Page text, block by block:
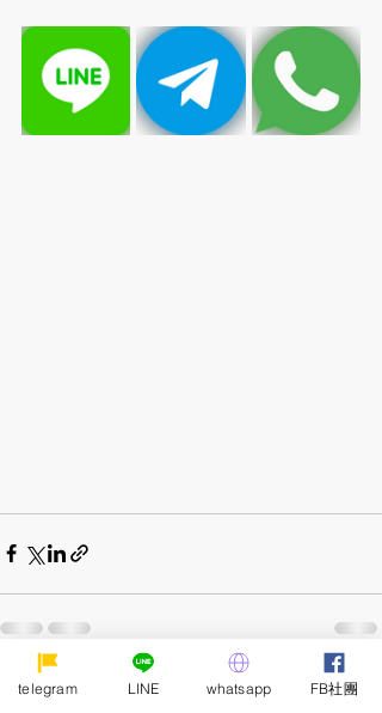
最新文章 查看全部
telegram LINE whatsapp FB社團